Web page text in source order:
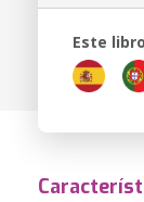
Este